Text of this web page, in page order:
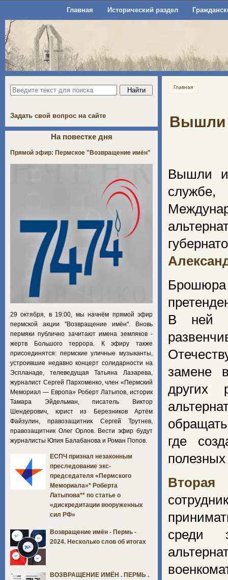
Главная Исторический раздел
Главная
Вышли
Вышли
В ней
замене
других
где
Вторая
среди
Задать свой вопрос на сайте
На повестке дня
Прямой эфир: Пермское "Возвращение имён"
29 октября, в 19:00, мы начнём прямой эфир
пермской акции "Возвращение имён". Вновь
пермяки публично зачитают имена земляков -
жертв Большого террора. К эфиру также
присоединятся: пермские уличные музыканты,
устроившие недавно концерт солидарности на
Эспланаде, телеведущая Татьяна Лазарева,
журналист Сергей Пархоменко, член «Пермский
Мемориал — Европа» Роберт Латыпов, историк
Тамара Эйдельман, писатель Виктор
Шендерович, юрист из Березников Артём
Файзулин, правозащитник Сергей Трутнев,
правозащитник Олег Орлов. Вести эфир будут
журналисты Юлия Балабанова и Роман Попов.
ЕСПЧ признал незаконным
преследование экс-
председателя «Пермского
Мемориала»* Роберта
Латыпова** по статье о
«дискредитации вооруженных
сил РФ»
Возвращение имён - Пермь -
2024. Несколько слов об итогах
ВОЗВРАЩЕНИЕ ИМЁН . ПЕРМЬ .